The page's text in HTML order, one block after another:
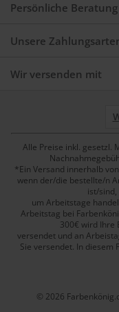
Persönliche Beratung
Unsere
Wir versenden mit
Alle Preise inkl. gesetzl.
*Ein Versand innerhalb
wenn der/die bestellte/n
ist/sind,
um Arbeitstage
Arbeitstag bei
300€ wird Ihre
versendet und an
Sie versendet. In diesem
© 2026